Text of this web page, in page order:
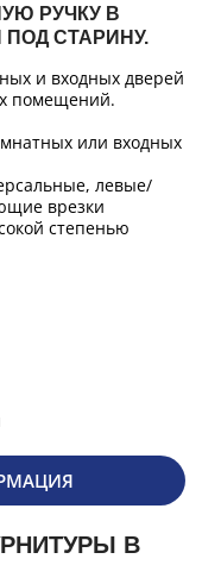
РУЧКУ В
СТАРИНУ.
и входных дверей
помещений.
или входных
левые/
врезки
степенью
В